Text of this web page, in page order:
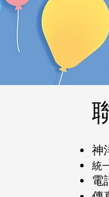
神
統
電